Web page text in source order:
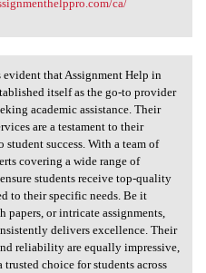
ca/
evident that
evident that Assignment Help in
itself as the go-to provider
academic assistance. Their
are a testament to their
student success. With a team of
covering a wide range of
students receive top-quality
to their specific needs. Be it
papers, or intricate assignments,
delivers excellence. Their
reliability are equally impressive,
trusted choice for students across